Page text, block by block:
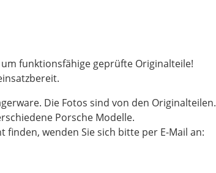
funktionsfähige geprüfte Originalteile!
Die Fotos sind von den Originalteilen.
Porsche Modelle.
wenden Sie sich bitte per E-Mail an: